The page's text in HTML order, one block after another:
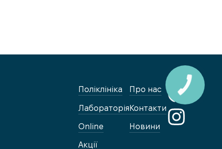
Поліклініка
Лабораторія
Online
Акції
Про нас
Контакти
Новини